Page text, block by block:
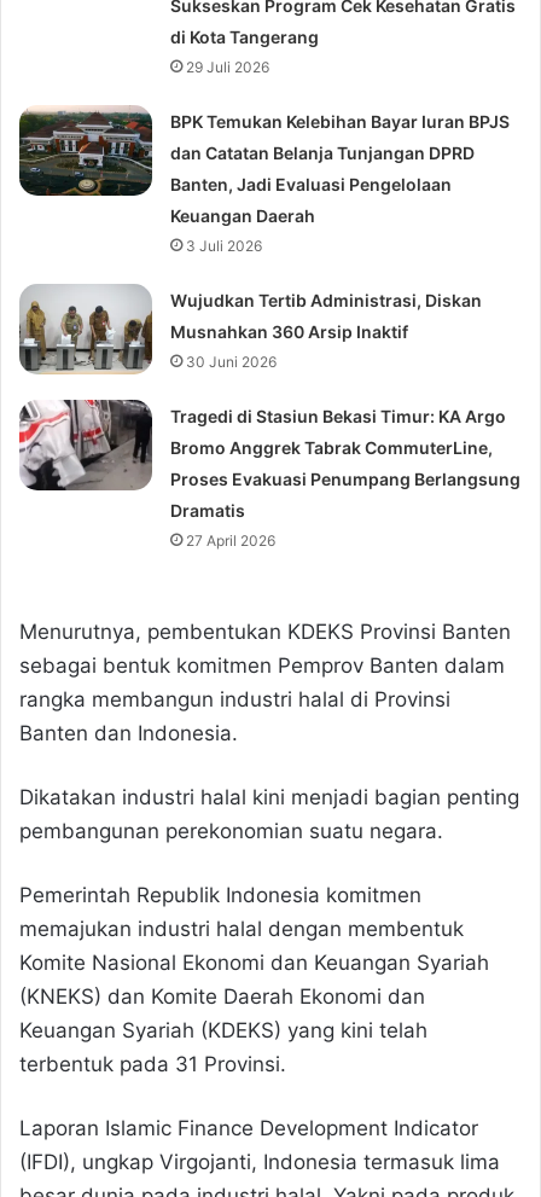
Sukseskan Program Cek Kesehatan Gratis
di Kota Tangerang
29 Juli 2026
BPK Temukan Kelebihan Bayar Iuran BPJS
dan Catatan Belanja Tunjangan DPRD
Banten, Jadi Evaluasi Pengelolaan
Keuangan Daerah
3 Juli 2026
Wujudkan Tertib Administrasi, Diskan
Musnahkan 360 Arsip Inaktif
30 Juni 2026
Tragedi di Stasiun Bekasi Timur: KA Argo
Bromo Anggrek Tabrak CommuterLine,
Proses Evakuasi Penumpang Berlangsung
Dramatis
27 April 2026
Menurutnya, pembentukan KDEKS Provinsi Banten
sebagai bentuk komitmen Pemprov Banten dalam
rangka membangun industri halal di Provinsi
Banten dan Indonesia.
Dikatakan industri halal kini menjadi bagian penting
pembangunan perekonomian suatu negara.
Pemerintah Republik Indonesia komitmen
memajukan industri halal dengan membentuk
Komite Nasional Ekonomi dan Keuangan Syariah
(KNEKS) dan Komite Daerah Ekonomi dan
Keuangan Syariah (KDEKS) yang kini telah
terbentuk pada 31 Provinsi.
Laporan Islamic Finance Development Indicator
(IFDI), ungkap Virgojanti, Indonesia termasuk lima